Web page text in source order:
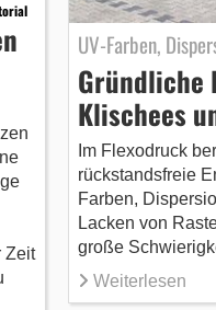
Zeit
UV-Farben,
Gründliche
Klischees
Im Flexodruck
rückstandsfreie
Farben,
Lacken von
große
Weiterlesen